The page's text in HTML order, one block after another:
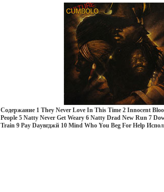
Содержание 1 They Never Love In This Time 2 Innocent
People 5 Natty Never Get Weary 6 Natty Drad New Run 7
Train 9 Pay Dayвгджй 10 Mind Who You Beg For Help